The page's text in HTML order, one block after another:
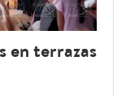
en terrazas